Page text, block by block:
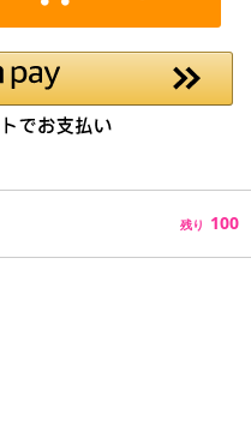
残り 100